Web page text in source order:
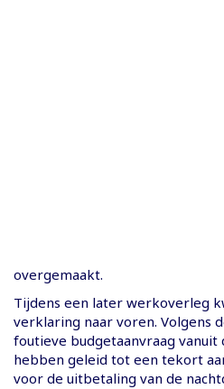
overgemaakt.
Tijdens een later werkoverleg
verklaring naar voren. Volgens
foutieve budgetaanvraag vanuit
hebben geleid tot een tekort
voor de uitbetaling van de